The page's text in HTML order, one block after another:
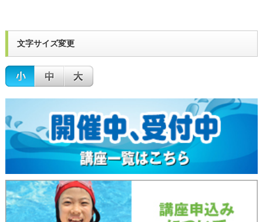
文字サイズ変更